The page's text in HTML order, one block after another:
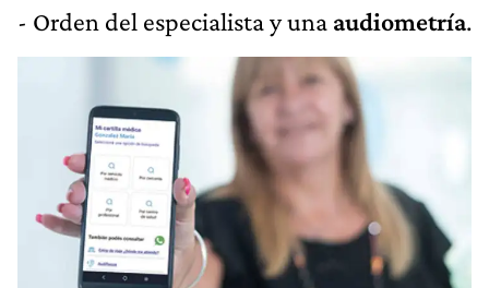
- Orden del especialista y una audiometría.